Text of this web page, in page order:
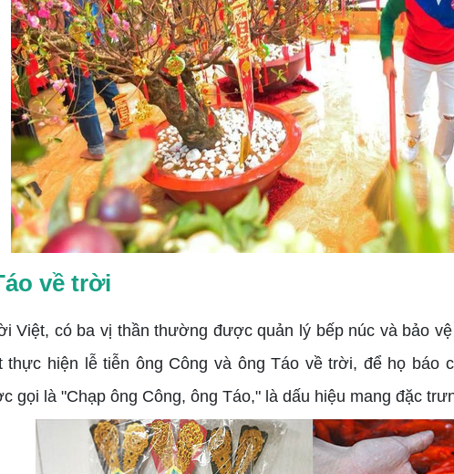
về trời
Việt, có ba vị thần thường được quản lý bếp núc và bảo
thực hiện lễ tiễn ông Công và ông Táo về trời, để họ báo
gọi là "Chạp ông Công, ông Táo," là dấu hiệu mang đặc